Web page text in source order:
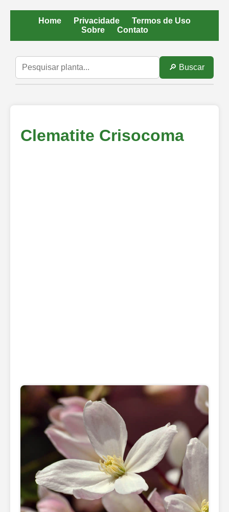
Home Privacidade
Termos de Uso
Sobre
Contato
🔎 Buscar
Clematite Crisocoma